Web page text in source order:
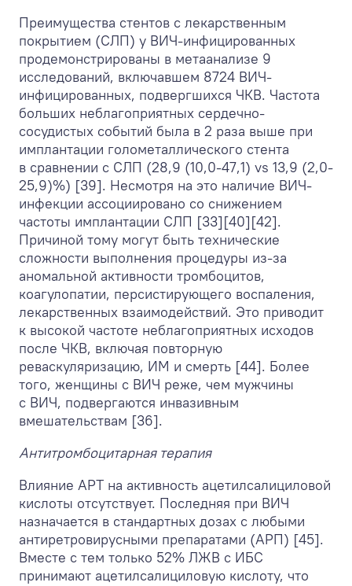
Преимущества стентов с лекарственным
покрытием (СЛП) у ВИЧ-инфицированных
продемонстрированы в метаанализе 9
исследований, включавшем 8724 ВИЧ-
инфицированных, подвергшихся ЧКВ. Частота
больших неблагоприятных сердечно-
сосудистых событий была в 2 раза выше при
имплантации голометаллического стента
в сравнении с СЛП (28,9 (10,0-47,1) vs 13,9 (2,0-
25,9)%) [39]. Несмотря на это наличие ВИЧ-
инфекции ассоциировано со снижением
частоты имплантации СЛП [33][40][42].
Причиной тому могут быть технические
сложности выполнения процедуры из-за
аномальной активности тромбоцитов,
коагулопатии, персистирующего воспаления,
лекарственных взаимодействий. Это приводит
к высокой частоте неблагоприятных исходов
после ЧКВ, включая повторную
реваскуляризацию, ИМ и смерть [44]. Более
того, женщины с ВИЧ реже, чем мужчины
с ВИЧ, подвергаются инвазивным
вмешательствам [36].
Антитромбоцитарная терапия
Влияние АРТ на активность ацетилсалициловой
кислоты отсутствует. Последняя при ВИЧ
назначается в стандартных дозах с любыми
антиретровирусными препаратами (АРП) [45].
Вместе с тем только 52% ЛЖВ с ИБС
принимают ацетилсалициловую кислоту, что